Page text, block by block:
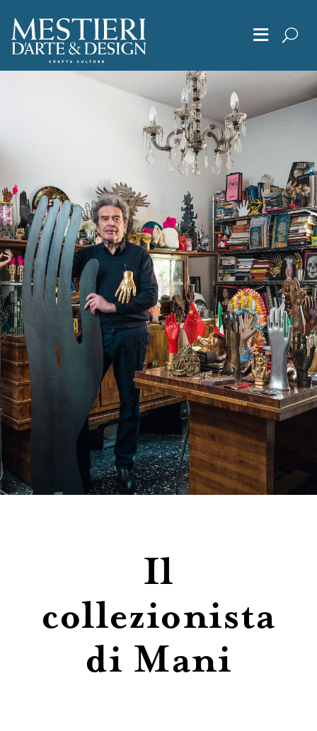
≡
Chi Siamo
Articoli
Album
Editoriali
Archivio
Contatti
Il
collezionista
di Mani